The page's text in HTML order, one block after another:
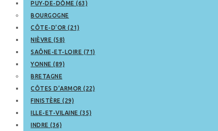
PUY-DE-DÔME (63)
BOURGOGNE
CÔTE-D’OR (21)
NIÈVRE (58)
SAÔNE-ET-LOIRE (71)
YONNE (89)
BRETAGNE
CÔTES D’ARMOR (22)
FINISTÈRE (29)
ILLE-ET-VILAINE (35)
INDRE (36)